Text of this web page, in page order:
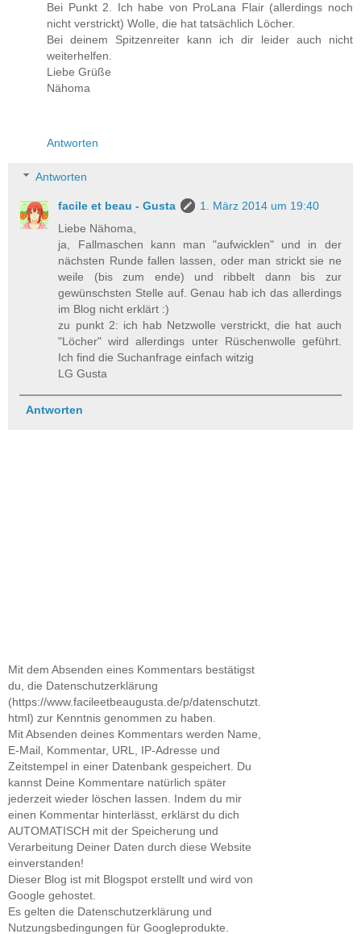
Bei Punkt 2. Ich habe von ProLana Flair (allerdings noch
nicht verstrickt) Wolle, die hat tatsächlich Löcher.
Bei deinem Spitzenreiter kann ich dir leider auch nicht
weiterhelfen.
Liebe Grüße
Nähoma
Antworten
Antworten
facile et beau - Gusta
1. März 2014 um 19:40
Liebe Nähoma,
ja, Fallmaschen kann man "aufwicklen" und in der
nächsten Runde fallen lassen, oder man strickt sie ne
weile (bis zum ende) und ribbelt dann bis zur
gewünschsten Stelle auf. Genau hab ich das allerdings
im Blog nicht erklärt :)
zu punkt 2: ich hab Netzwolle verstrickt, die hat auch
"Löcher" wird allerdings unter Rüschenwolle geführt.
Ich find die Suchanfrage einfach witzig
LG Gusta
Antworten
Mit dem Absenden eines Kommentars bestätigst
du, die Datenschutzerklärung
(https://www.facileetbeaugusta.de/p/datenschutzt.
html) zur Kenntnis genommen zu haben.
Mit Absenden deines Kommentars werden Name,
E-Mail, Kommentar, URL, IP-Adresse und
Zeitstempel in einer Datenbank gespeichert. Du
kannst Deine Kommentare natürlich später
jederzeit wieder löschen lassen. Indem du mir
einen Kommentar hinterlässt, erklärst du dich
AUTOMATISCH mit der Speicherung und
Verarbeitung Deiner Daten durch diese Website
einverstanden!
Dieser Blog ist mit Blogspot erstellt und wird von
Google gehostet.
Es gelten die Datenschutzerklärung und
Nutzungsbedingungen für Googleprodukte.